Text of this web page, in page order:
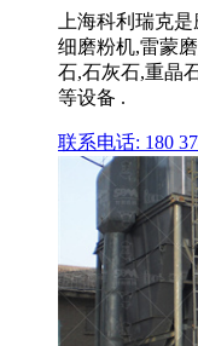
上海科利瑞克
细磨粉机,雷蒙
石,石灰石,重晶
等设备 .
联系电话: 180